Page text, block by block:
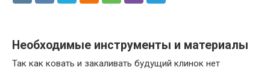
Необходимые инструменты и материалы
Так как ковать и закаливать будущий клинок нет